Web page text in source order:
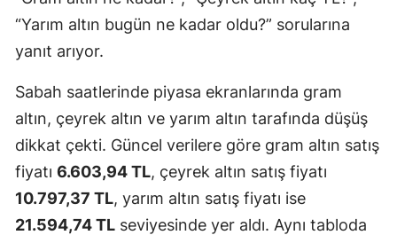
“Yarım altın bugün ne kadar oldu?” sorularına
yanıt arıyor.
Sabah saatlerinde piyasa ekranlarında gram
altın, çeyrek altın ve yarım altın tarafında düşüş
dikkat çekti. Güncel verilere göre gram altın satış
fiyatı 6.603,94 TL, çeyrek altın satış fiyatı
10.797,37 TL, yarım altın satış fiyatı ise
21.594,74 TL seviyesinde yer aldı. Aynı tabloda